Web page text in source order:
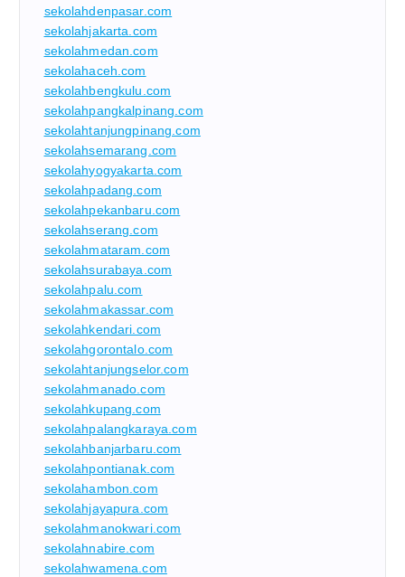
sekolahdenpasar.com
sekolahjakarta.com
sekolahmedan.com
sekolahaceh.com
sekolahbengkulu.com
sekolahpangkalpinang.com
sekolahtanjungpinang.com
sekolahsemarang.com
sekolahyogyakarta.com
sekolahpadang.com
sekolahpekanbaru.com
sekolahserang.com
sekolahmataram.com
sekolahsurabaya.com
sekolahpalu.com
sekolahmakassar.com
sekolahkendari.com
sekolahgorontalo.com
sekolahtanjungselor.com
sekolahmanado.com
sekolahkupang.com
sekolahpalangkaraya.com
sekolahbanjarbaru.com
sekolahpontianak.com
sekolahambon.com
sekolahjayapura.com
sekolahmanokwari.com
sekolahnabire.com
sekolahwamena.com